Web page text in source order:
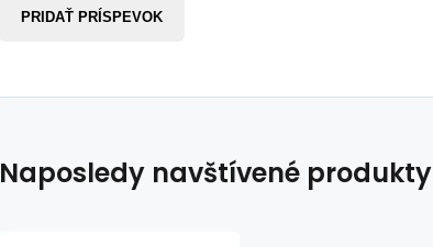
PRIDAŤ PRÍSPEVOK
Naposledy navštívené produkty